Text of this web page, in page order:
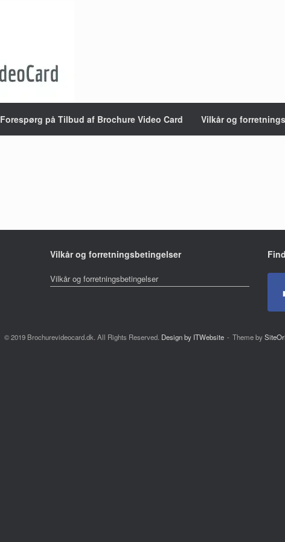
Forespørg på Tilbud af Brochure Video Card Vilkår og
Vilkår og forretningsbetingelser
Vilkår og forretningsbetingelser
© 2019 Brochurevideocard.dk. All Rights Reserved. Design by ITWebsite Theme by